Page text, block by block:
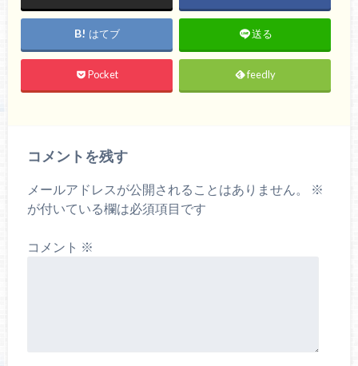
はてブ 送る
Pocket feedly
コメントを残す
メールアドレスが公開されることはありません。
※
が付いている欄は必須項目です
コメント ※